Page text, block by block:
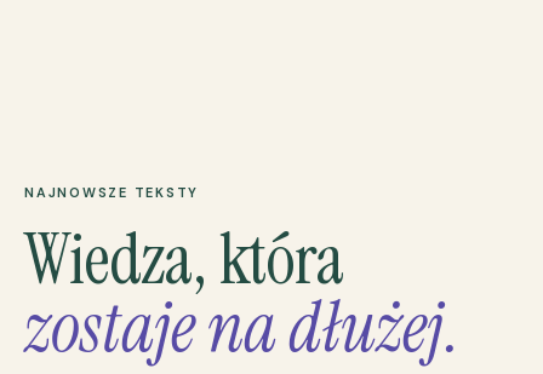
NAJNOWSZE TEKSTY
Wiedza, która
zostaje na dłużej.